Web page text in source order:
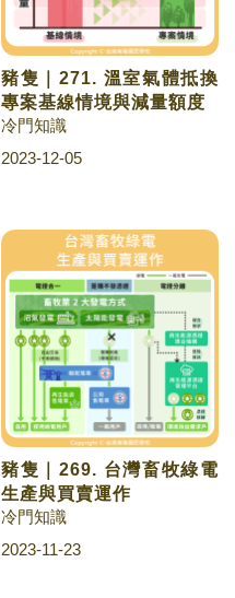
豬隻｜271. 溫室氣體抵換
專案基線情境與減量額度
冷門知識
2023-12-05
豬隻｜269. 台灣畜牧綠電
生產與買賣運作
冷門知識
2023-11-23